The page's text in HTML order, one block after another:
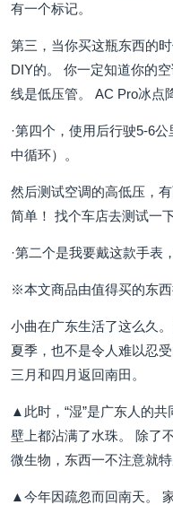
有一个标记。
第三，当你买这瓶东西的
DIY的。 你一定知道你的
线是低压管。 AC Pro冰点
·第四个，使用后行驶5-6
中循环）。
然后测试空调的高低压，
简单！ 找个车店去测试一下
·第二个是我要戴这款手表
※本文商品由值得买的东西
小曲在广东生活了这么久
夏季，也不是令人难以忍
三月和四月返回南田。
▲此时，“湿”是广东人的
壁上都沾满了水珠。 除了
微生物，东西一不注意就特
▲今年因疏忽而回南天。